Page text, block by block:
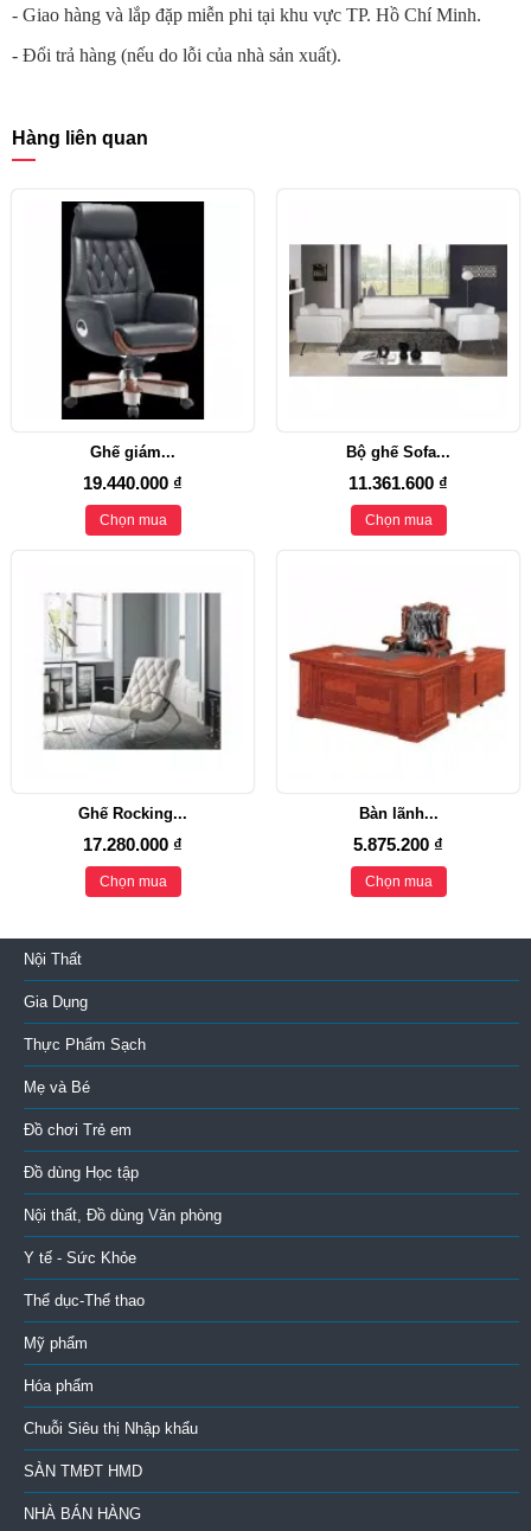
- Giao hàng và lắp đặp miễn phi tại khu vực TP. Hồ Chí Minh.
- Đổi trả hàng (nếu do lỗi của nhà sản xuất).
Hàng liên quan
Ghế giám...
19.440.000 ₫
Chọn mua
Bộ ghế Sofa...
11.361.600 ₫
Chọn mua
Ghế Rocking...
17.280.000 ₫
Chọn mua
Bàn lãnh...
5.875.200 ₫
Chọn mua
Nội Thất
Gia Dụng
Thực Phẩm Sạch
Mẹ và Bé
Đồ chơi Trẻ em
Đồ dùng Học tập
Nội thất, Đồ dùng Văn phòng
Y tế - Sức Khỏe
Thể dục-Thể thao
Mỹ phẩm
Hóa phẩm
Chuỗi Siêu thị Nhập khẩu
SÀN TMĐT HMD
NHÀ BÁN HÀNG